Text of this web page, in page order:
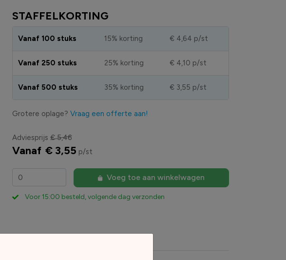
STAFFELKORTING
Vanaf 100 stuks 15% korting € 4,64 p/st
Vanaf 250 stuks 25% korting € 4,10 p/st
Vanaf 500 stuks 35% korting € 3,55 p/st
Grotere oplage? Vraag een offerte aan!
Adviesprijs € 5,46
Vanaf € 3,55 p/st
Voeg toe aan winkelwagen
Voor 15:00 besteld, volgende dag verzonden